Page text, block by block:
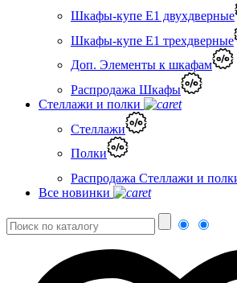
Шкафы-купе Е1 двухдверные
Шкафы-купе Е1 трехдверные
Доп. Элементы к шкафам
Распродажа Шкафы
Стеллажи и полки
Стеллажи
Полки
Распродажа Стеллажи и
Все новинки